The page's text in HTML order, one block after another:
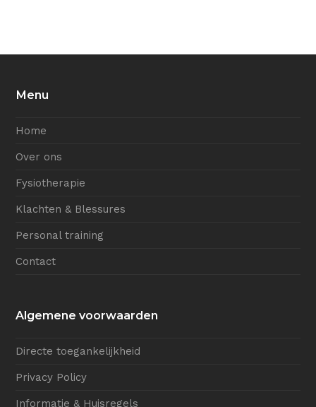
Menu
Home
Over ons
Fysiotherapie
Klachten & Blessures
Personal training
Contact
Algemene voorwaarden
Directe toegankelijkheid
Privacy Policy
Informatie & Huisregels